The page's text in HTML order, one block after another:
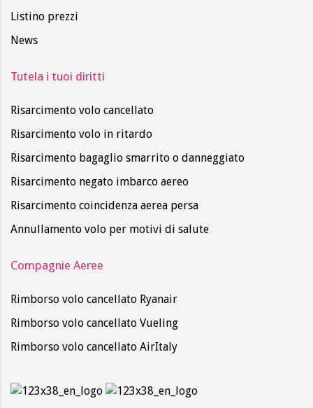
Listino prezzi
News
Tutela i tuoi diritti
Risarcimento volo cancellato
Risarcimento volo in ritardo
Risarcimento bagaglio smarrito o danneggiato
Risarcimento negato imbarco aereo
Risarcimento coincidenza aerea persa
Annullamento volo per motivi di salute
Compagnie Aeree
Rimborso volo cancellato Ryanair
Rimborso volo cancellato Vueling
Rimborso volo cancellato AirItaly